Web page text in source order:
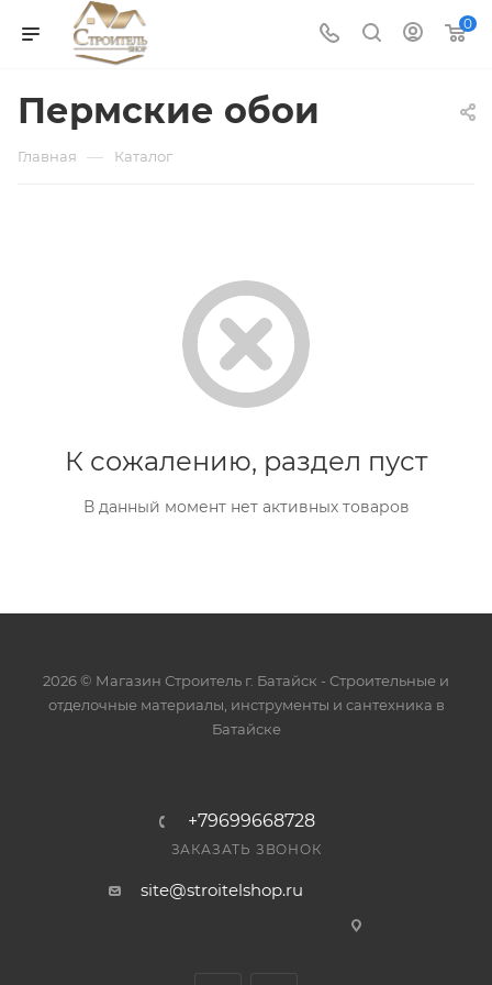
0
Пермские обои
Главная — Каталог
К сожалению, раздел пуст
В данный момент нет активных товаров
2026 © Магазин Строитель г. Батайск - Cтроительные и
отделочные материалы, инструменты и сантехника в
Батайске
+79699668728
ЗАКАЗАТЬ ЗВОНОК
site@stroitelshop.ru